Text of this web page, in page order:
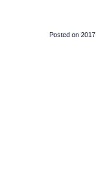
Posted on